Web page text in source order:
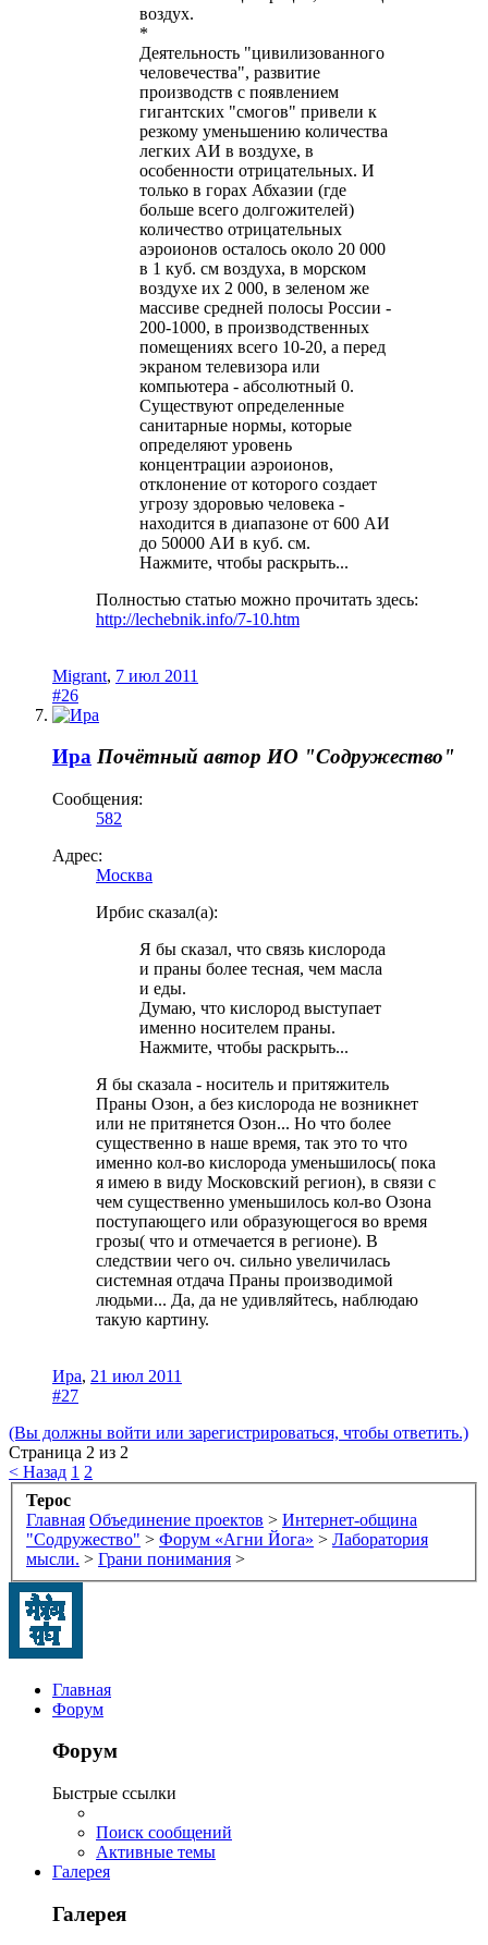
воздух.
*
Деятельность "цивилизованного
человечества", развитие
производств с появлением
гигантских "смогов" привели к
резкому уменьшению количества
легких АИ в воздухе, в
особенности отрицательных. И
только в горах Абхазии (где
больше всего долгожителей)
количество отрицательных
аэроионов осталось около 20 000
в 1 куб. см воздуха, в морском
воздухе их 2 000, в зеленом же
массиве средней полосы России -
200-1000, в производственных
помещениях всего 10-20, а перед
экраном телевизора или
компьютера - абсолютный 0.
Существуют определенные
санитарные нормы, которые
определяют уровень
концентрации аэроионов,
отклонение от которого создает
угрозу здоровью человека -
находится в диапазоне от 600 АИ
до 50000 АИ в куб. см.
Нажмите, чтобы раскрыть...
Полностью статью можно прочитать здесь:
http://lechebnik.info/7-10.htm
Migrant, 7 июл 2011
#26
Ира Почётный автор ИО "Содружество"
Сообщения:
582
Адрес:
Москва
Ирбис сказал(а):
Я бы сказал, что связь кислорода
и праны более тесная, чем масла
и еды.
Думаю, что кислород выступает
именно носителем праны.
Нажмите, чтобы раскрыть...
Я бы сказала - носитель и притяжитель
Праны Озон, а без кислорода не возникнет
или не притянется Озон... Но что более
существенно в наше время, так это то что
именно кол-во кислорода уменьшилось( пока
я имею в виду Московский регион), в связи с
чем существенно уменьшилось кол-во Озона
поступающего или образующегося во время
грозы( что и отмечается в регионе). В
следствии чего оч. сильно увеличилась
системная отдача Праны производимой
людьми... Да, да не удивляйтесь, наблюдаю
такую картину.
Ира, 21 июл 2011
#27
(Вы должны войти или зарегистрироваться, чтобы ответить.)
Страница 2 из 2
< Назад 1 2
Терос
Главная Объединение проектов > Интернет-община
"Содружество" > Форум «Агни Йога» > Лаборатория
мысли. > Грани понимания >
Главная
Форум
Форум
Быстрые ссылки
Поиск сообщений
Активные темы
Галерея
Галерея